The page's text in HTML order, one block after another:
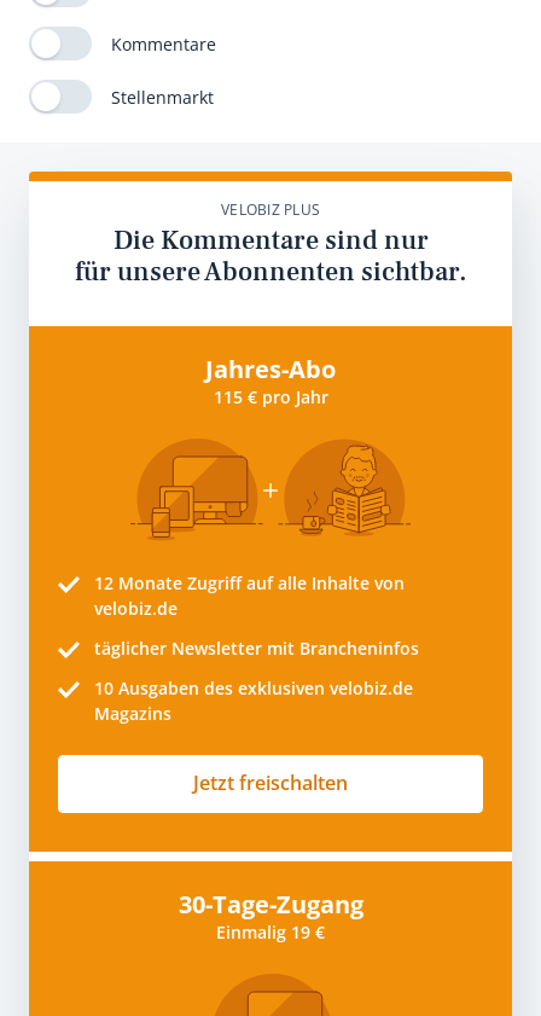
Kommentare
Stellenmarkt
VELOBIZ PLUS
Die Kommentare sind nur
für unsere Abonnenten sichtbar.
Jahres-Abo
115 € pro Jahr
12 Monate Zugriff auf alle Inhalte von
velobiz.de
täglicher Newsletter mit Brancheninfos
10 Ausgaben des exklusiven velobiz.de
Magazins
Jetzt freischalten
30-Tage-Zugang
Einmalig 19 €